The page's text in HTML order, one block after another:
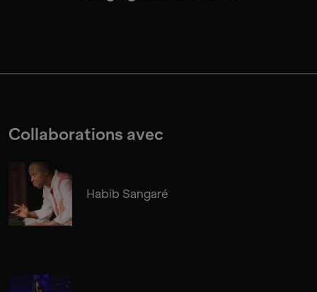
Collaborations avec
Habib Sangaré